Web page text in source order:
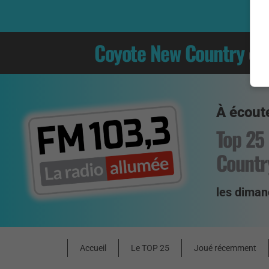
Coyote New Country
À
Top
les
Accueil Le TOP 25 Joué récemment